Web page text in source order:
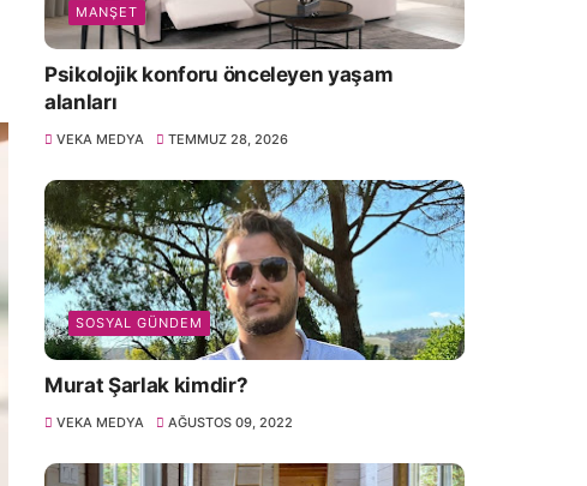
MANŞET
Psikolojik konforu önceleyen yaşam
alanları
VEKA MEDYA TEMMUZ 28, 2026
SOSYAL GÜNDEM
Murat Şarlak kimdir?
VEKA MEDYA AĞUSTOS 09, 2022